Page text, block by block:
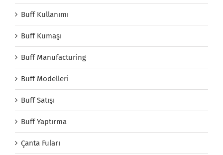
Buff Kullanımı
Buff Kumaşı
Buff Manufacturing
Buff Modelleri
Buff Satışı
Buff Yaptırma
Çanta Fuları